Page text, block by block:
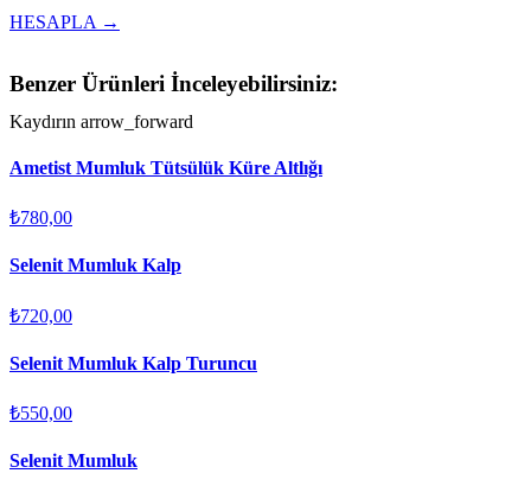
HESAPLA →
Benzer Ürünleri İnceleyebilirsiniz:
Kaydırın arrow_forward
Ametist Mumluk Tütsülük Küre Altlığı
₺780,00
Selenit Mumluk Kalp
₺720,00
Selenit Mumluk Kalp Turuncu
₺550,00
Selenit Mumluk